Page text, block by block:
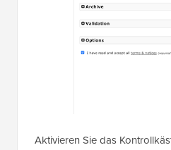
Aktivieren Sie das